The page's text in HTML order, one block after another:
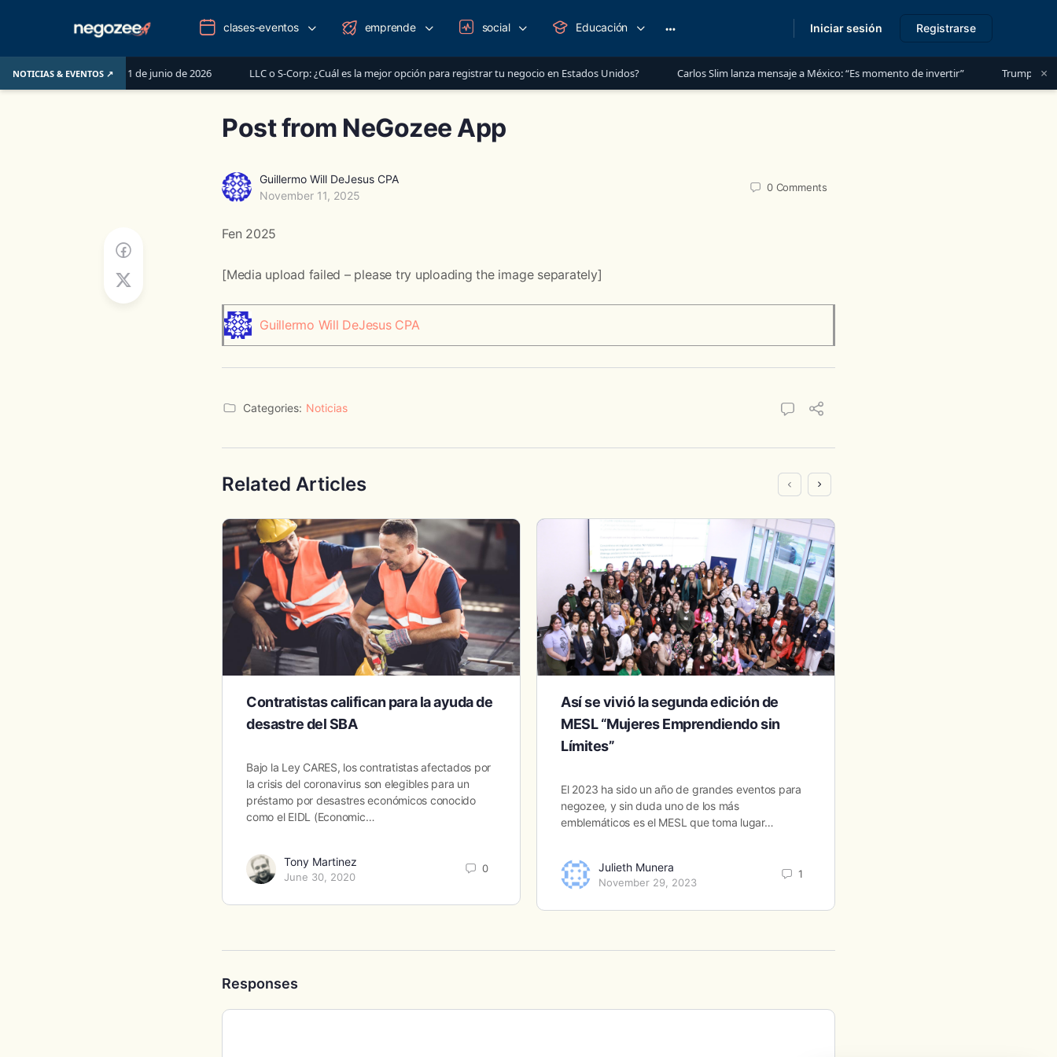
NOTICIAS & EVENTOS ↗
Tax Pros antes del 1 de junio de 2026 LLC o S-Corp: ¿Cuál es la mejor opción para registrar tu negocio en Estados Unidos? Carlos Slim lanza mensaje a México: “Es momento de invertir” Trump ×
clases-eventos emprende social Educación
options
Iniciar sesión Registrarse
Post from NeGozee App
Guillermo Will DeJesus CPA
November 11, 2025
0 Comments
Fen 2025
[Media upload failed – please try uploading the image separately]
Guillermo Will DeJesus CPA
Categories: Noticias
Related Articles
Contratistas califican para la ayuda de
desastre del SBA
Bajo la Ley CARES, los contratistas afectados por
la crisis del coronavirus son elegibles para un
préstamo por desastres económicos conocido
como el EIDL (Economic…
Tony Martinez
June 30, 2020
0
Así se vivió la segunda edición de
MESL “Mujeres Emprendiendo sin
Límites”
El 2023 ha sido un año de grandes eventos para
negozee, y sin duda uno de los más
emblemáticos es el MESL que toma lugar…
Julieth Munera
November 29, 2023
1
Responses